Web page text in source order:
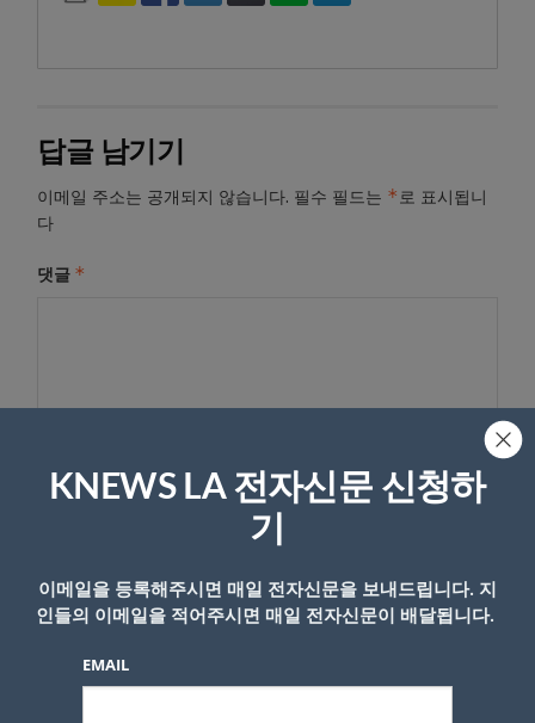
답글 남기기
이메일 주소는 공개되지 않습니다. 필수 필드는 *로 표시됩니
다
댓글 *
KNEWS LA 전자신문 신청하
기
이메일을 등록해주시면 매일 전자신문을 보내드립니다. 지
인들의 이메일을 적어주시면 매일 전자신문이 배달됩니다.
EMAIL